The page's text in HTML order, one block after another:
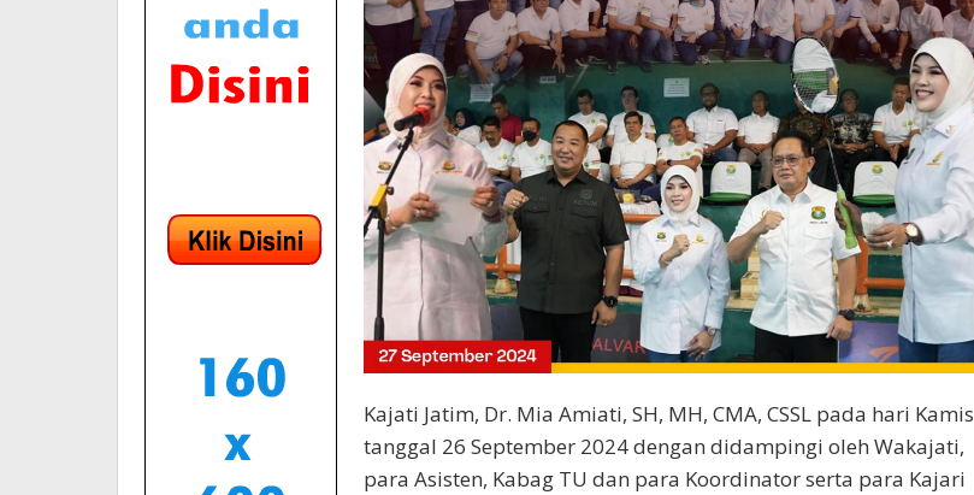
Kajati Jatim, Dr. Mia Amiati, SH, MH, CMA, CSSL pada hari Kamis
tanggal 26 September 2024 dengan didampingi oleh Wakajati,
para Asisten, Kabag TU dan para Koordinator serta para Kajari